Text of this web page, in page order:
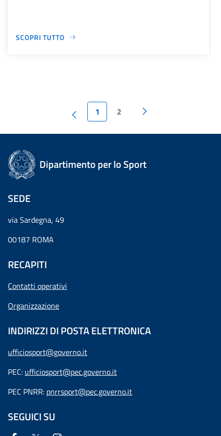
SCOPRI TUTTO
1 2
Dipartimento per lo Sport
SEDE
via Sardegna, 49
00187 ROMA
RECAPITI
Contatti operativi
Organizzazione
INDIRIZZI DI POSTA ELETTRONICA
ufficiosport@governo.it
PEC: ufficiosport@pec.governo.it
PEC PNRR: pnrrsport@pec.governo.it
SEGUICI SU